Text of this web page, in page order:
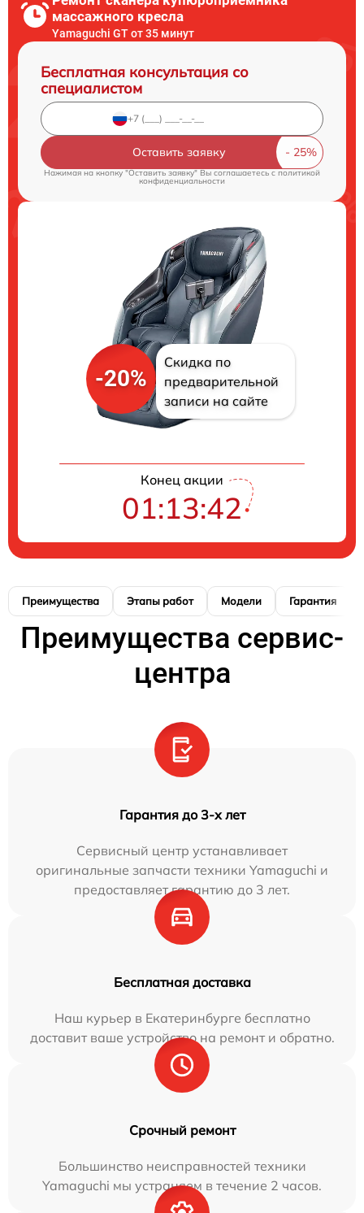
массажного кресла
Yamaguchi GT от 35 минут
Бесплатная консультация со
специалистом
Оставить заявку
Нажимая на кнопку "Оставить заявку" Вы соглашаетесь cполитикой
конфиденциальности
-20%
Скидка по
предварительной
записи на сайте
Конец акции
01:13:42
Преимущества Этапы работ Модели Гарантия
Преимущества сервис-
центра
Гарантия до 3-х лет
Сервисный центр устанавливает
оригинальные запчасти техники Yamaguchi и
предоставляет гарантию до 3 лет.
Бесплатная доставка
Наш курьер в Екатеринбурге бесплатно
доставит ваше устройство на ремонт и обратно.
Срочный ремонт
Большинство неисправностей техники
Yamaguchi мы устраняем в течение 2 часов.